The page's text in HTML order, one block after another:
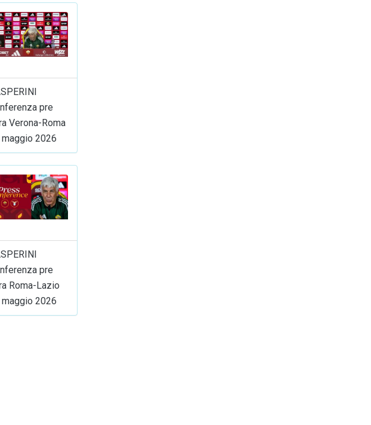
pre
Verona-Roma
2026
pre
Roma-Lazio
maggio 2026